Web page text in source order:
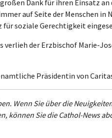
Dank für ihren Einsatz
auf Seite der Menschen in
soziale Gerechtigkeit
verlieh der Erzbischof Marie-
Präsidentin von
Wenn Sie über die
können Sie die Cathol-News